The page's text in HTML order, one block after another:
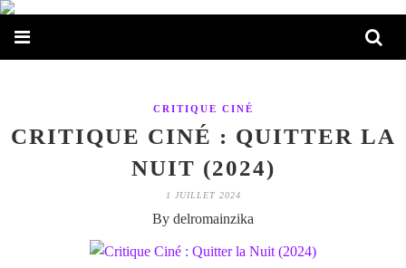
CRITIQUE CINÉ
CRITIQUE CINÉ : QUITTER LA
NUIT (2024)
1 JUILLET 2024
By delromainzika